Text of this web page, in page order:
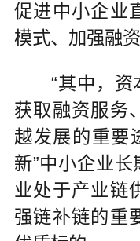
促进中小企业
模式、加强融
“其中，资
获取融资服务
越发展的重要
新”中小企业
业处于产业链
强链补链的重